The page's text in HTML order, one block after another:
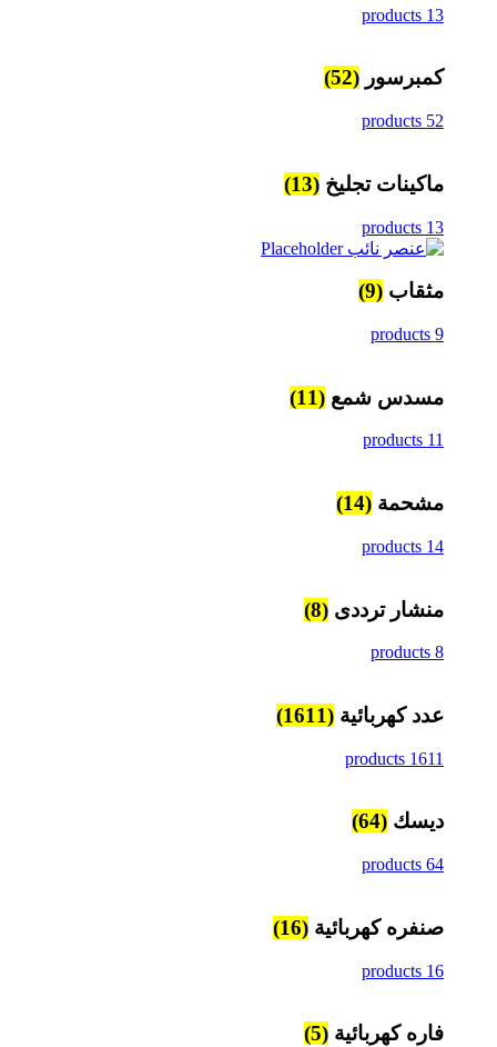
13 products
كمبرسور (52)
52 products
ماكينات تجليخ (13)
13 products
مثقاب (9)
9 products
مسدس شمع (11)
11 products
مشحمة (14)
14 products
منشار ترددى (8)
8 products
عدد كهربائية (1611)
1611 products
ديسك (64)
64 products
صنفره كهربائية (16)
16 products
فاره كهربائية (5)